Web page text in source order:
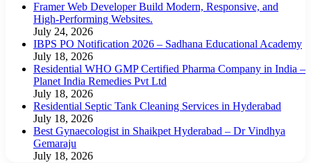
Framer Web Developer Build Modern, Responsive, and
High-Performing Websites.
July 24, 2026
IBPS PO Notification 2026 – Sadhana Educational Academy
July 18, 2026
Residential WHO GMP Certified Pharma Company in India –
Planet India Remedies Pvt Ltd
July 18, 2026
Residential Septic Tank Cleaning Services in Hyderabad
July 18, 2026
Best Gynaecologist in Shaikpet Hyderabad – Dr Vindhya
Gemaraju
July 18, 2026